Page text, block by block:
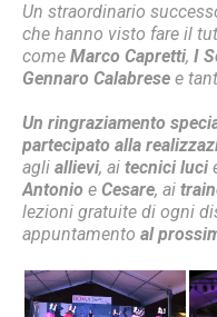
Un straordinario
che hanno visto fare il
come Marco Capretti, I
Gennaro Calabrese e
Un ringraziamento
partecipato alla
agli allievi, ai tecnici luci
Antonio e Cesare, ai
lezioni gratuite di ogni
appuntamento al